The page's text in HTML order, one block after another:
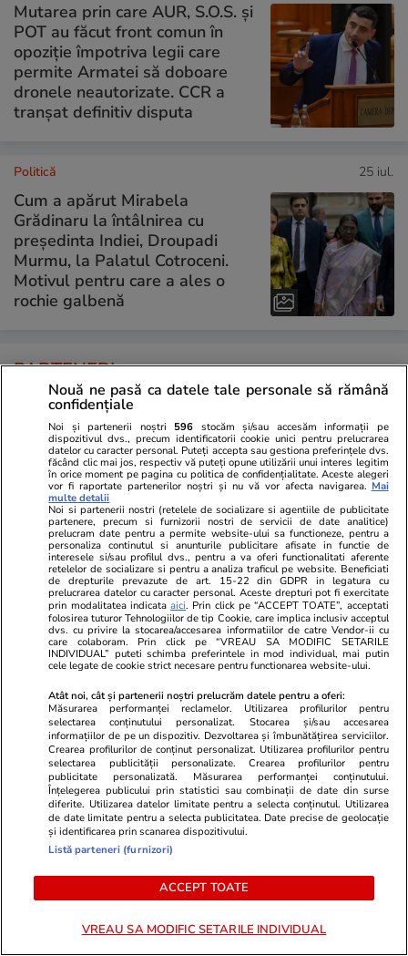
Mutarea prin care AUR, S.O.S. și
POT au făcut front comun în
opoziție împotriva legii care
permite Armatei să doboare
dronele neautorizate. CCR a
tranșat definitiv disputa
Politică 25 iul.
Cum a apărut Mirabela
Grădinaru la întâlnirea cu
președinta Indiei, Droupadi
Murmu, la Palatul Cotroceni.
Motivul pentru care a ales o
rochie galbenă
PARTENERI
ZiaruldeIasi.ro
Iașul, pe locul doi în România
după numărul de locuințe. Cum
au schimbat comunele
metropolitane harta județului
Fanatik.ro
Ion Țiriac,
dat lovitura
încheiat cu
de rețele
electrice din
ULTIMELE ȘTIRI
Stiri Mondene
Imagini de la nunta lui Alice Peneacă și
Dragos Caliminte. Petrecerea a avut loc în aer
Nouă ne pasă ca datele tale personale să rămână
confidențiale
Noi și partenerii noștri 596 stocăm și/sau accesăm informații pe
dispozitivul dvs., precum identificatorii cookie unici pentru prelucrarea
datelor cu caracter personal. Puteți accepta sau gestiona preferințele dvs.
făcând clic mai jos, respectiv vă puteți opune utilizării unui interes legitim
în orice moment pe pagina cu politica de confidențialitate. Aceste alegeri
vor fi raportate partenerilor noștri și nu vă vor afecta navigarea. Mai
multe detalii
Noi si partenerii nostri (retelele de socializare si agentiile de publicitate
partenere, precum si furnizorii nostri de servicii de date analitice)
prelucram date pentru a permite website-ului sa functioneze, pentru a
personaliza continutul si anunturile publicitare afisate in functie de
interesele si/sau profilul dvs., pentru a va oferi functionalitati aferente
retelelor de socializare si pentru a analiza traficul pe website. Beneficiati
de drepturile prevazute de art. 15-22 din GDPR in legatura cu
prelucrarea datelor cu caracter personal. Aceste drepturi pot fi exercitate
prin modalitatea indicataaici. Prin click pe “ACCEPT TOATE”, acceptati
folosirea tuturor Tehnologiilor de tip Cookie, care implica inclusiv acceptul
dvs. cu privire la stocarea/accesarea informatiilor de catre Vendor-ii cu
care colaboram. Prin click pe “VREAU SA MODIFIC SETARILE
INDIVIDUAL” puteti schimba preferintele in mod individual, mai putin
cele legate de cookie strict necesare pentru functionarea website-ului.
Atât noi, cât și partenerii noștri prelucrăm datele pentru a oferi:
Măsurarea performanței reclamelor. Utilizarea profilurilor pentru
selectarea conținutului personalizat. Stocarea și/sau accesarea
informațiilor de pe un dispozitiv. Dezvoltarea și îmbunătățirea serviciilor.
Crearea profilurilor de conținut personalizat. Utilizarea profilurilor pentru
selectarea publicității personalizate. Crearea profilurilor pentru
publicitate personalizată. Măsurarea performanței conținutului.
Înțelegerea publicului prin statistici sau combinații de date din surse
diferite. Utilizarea datelor limitate pentru a selecta conținutul. Utilizarea
de date limitate pentru a selecta publicitatea. Date precise de geolocație
și identificarea prin scanarea dispozitivului.
Listă parteneri (furnizori)
ACCEPT TOATE
VREAU SA MODIFIC SETARILE INDIVIDUAL